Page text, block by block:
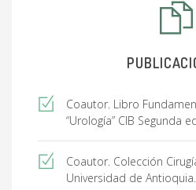
Coautor. Libro
“Urología” CIB Segunda
Coautor. Colección
Universidad de